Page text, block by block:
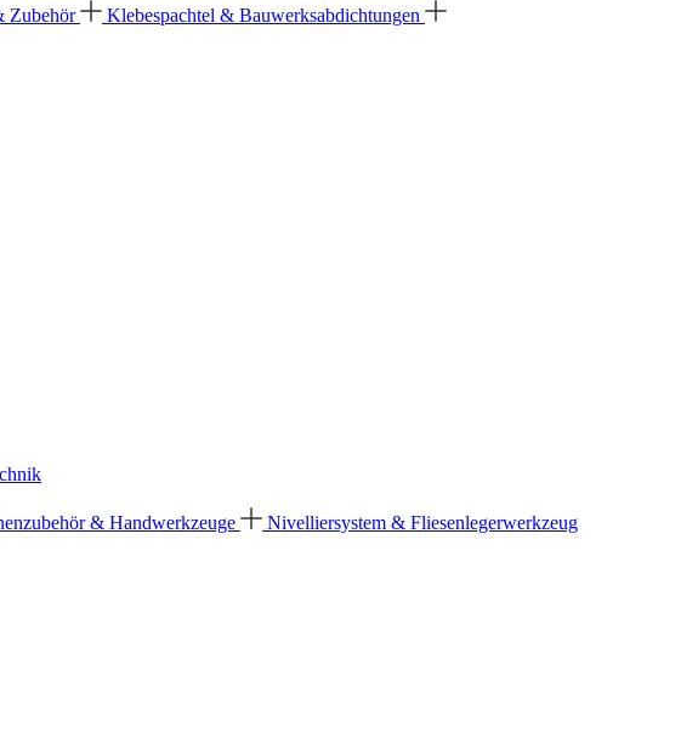
Zubehör
Klebespachtel & Bauwerksabdichtungen
& Handwerkzeuge
Nivelliersystem & Fliesenlegerwerkzeug